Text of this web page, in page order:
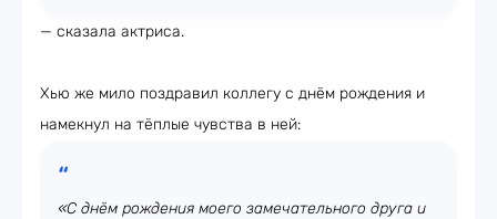
— сказала актриса.
Хью же мило поздравил коллегу с днём рождения и
намекнул на тёплые чувства в ней:
«С днём рождения моего замечательного друга и